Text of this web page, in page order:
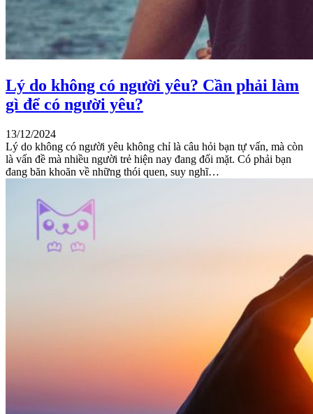
Lý do không có người yêu? Cần phải làm
gì để có người yêu?
13/12/2024
Lý do không có người yêu không chỉ là câu hỏi bạn tự vấn, mà còn
là vấn đề mà nhiều người trẻ hiện nay đang đối mặt. Có phải bạn
đang băn khoăn về những thói quen, suy nghĩ…